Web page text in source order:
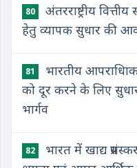
80
अंतरराष्ट्रीय
हेतु व्यापक सुधार की
81
भारतीय आपराधिाक
को दूर करने के लिए
भार्गव
82
भारत में खाद्य